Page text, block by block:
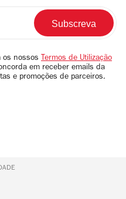
os nossos Termos de Utilização
em receber emails da
e promoções de parceiros.